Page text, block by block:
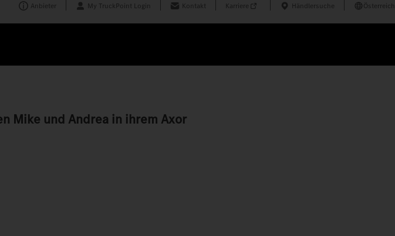
Anbieter My TruckPoint Login Kontakt Karriere Händlersuche Österreich
Mike und Andrea in ihrem Axor